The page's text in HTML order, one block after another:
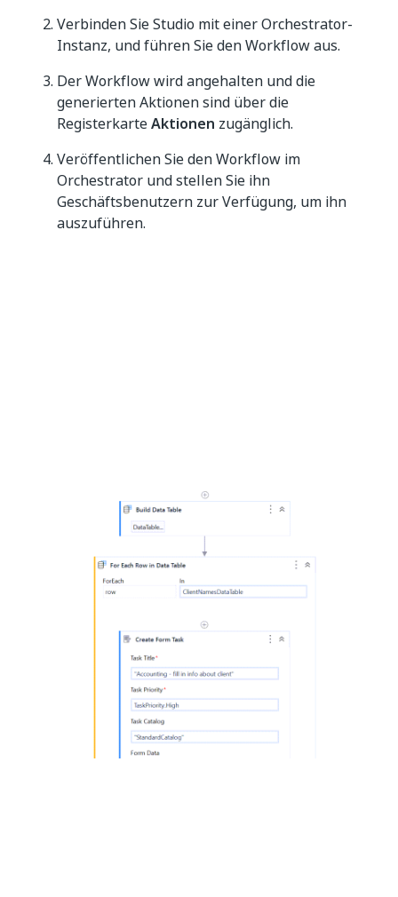
Verbinden Sie Studio mit einer Orchestrator-
Instanz, und führen Sie den Workflow aus.
Der Workflow wird angehalten und die
generierten Aktionen sind über die
RegisterkarteAktionen zugänglich.
Veröffentlichen Sie den Workflow im
Orchestrator und stellen Sie ihn
Geschäftsbenutzern zur Verfügung, um ihn
auszuführen.